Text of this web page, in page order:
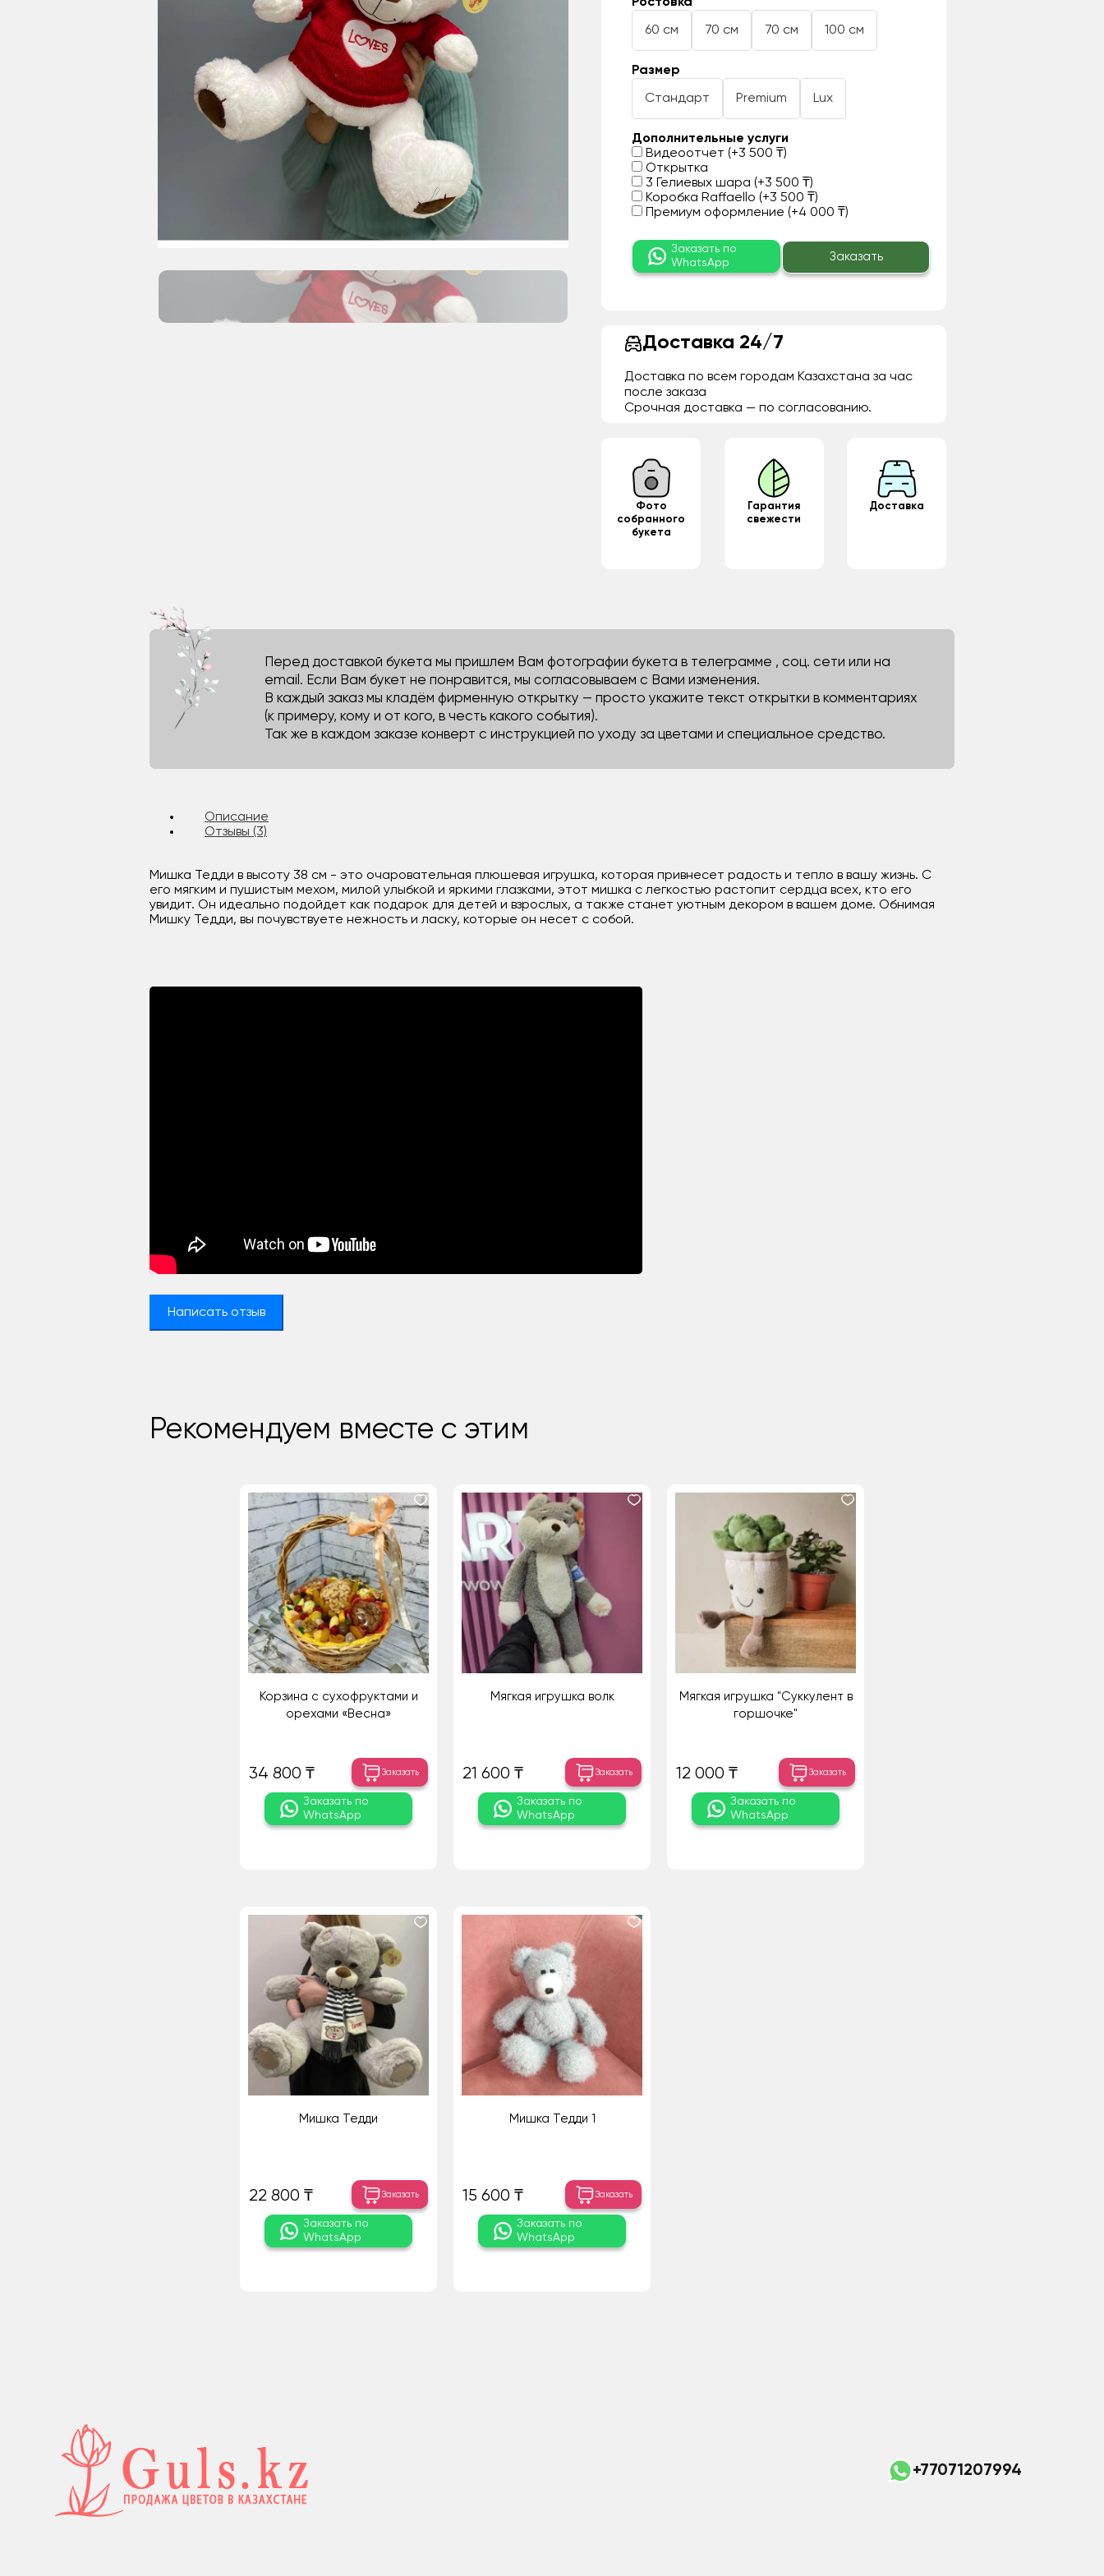
60 см 70 см 70 см 100 см
Размер
Стандарт Premium Lux
Дополнительные услуги
Видеоотчет (+3 500 ₸)
Открытка
3 Гелиевых шара (+3 500 ₸)
Коробка Raffaello (+3 500 ₸)
Премиум оформление (+4 000 ₸)
Заказать по
WhatsApp
Заказать
Доставка 24/7
Доставка по всем городам Казахстана за час
после заказа
Срочная доставка — по согласованию.
Фото
собранного
букета
Гарантия
свежести
Доставка
Перед доставкой букета мы пришлем Вам фотографии букета в телеграмме , соц. сети или на
email. Если Вам букет не понравится, мы согласовываем с Вами изменения.
В каждый заказ мы кладём фирменную открытку — просто укажите текст открытки в комментариях
(к примеру, кому и от кого, в честь какого события).
Так же в каждом заказе конверт с инструкцией по уходу за цветами и специальное средство.
Описание
Отзывы (3)
Мишка Тедди в высоту 38 см - это очаровательная плюшевая игрушка, которая привнесет радость и тепло в вашу жизнь. С
его мягким и пушистым мехом, милой улыбкой и яркими глазками, этот мишка с легкостью растопит сердца всех, кто его
увидит. Он идеально подойдет как подарок для детей и взрослых, а также станет уютным декором в вашем доме. Обнимая
Мишку Тедди, вы почувствуете нежность и ласку, которые он несет с собой.
Написать отзыв
Рекомендуем вместе с этим
Корзина с сухофруктами и
орехами «Весна»
34 800 ₸ Заказать
Заказать по
WhatsApp
Мягкая игрушка волк
21 600 ₸ Заказать
Заказать по
WhatsApp
Мягкая игрушка "Суккулент в
горшочке"
12 000 ₸ Заказать
Заказать по
WhatsApp
Мишка Тедди
22 800 ₸ Заказать
Заказать по
WhatsApp
Мишка Тедди 1
15 600 ₸ Заказать
Заказать по
WhatsApp
+77071207994